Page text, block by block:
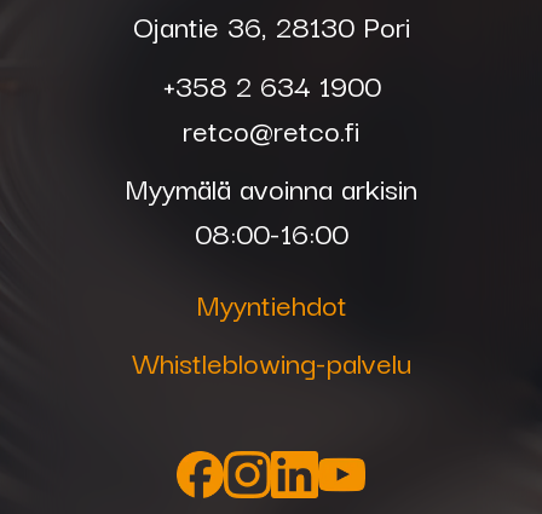
Ojantie 36, 28130 Pori
+358 2 634 1900
retco@retco.fi
Myymälä avoinna arkisin
08:00-16:00
Myyntiehdot
Whistleblowing-palvelu